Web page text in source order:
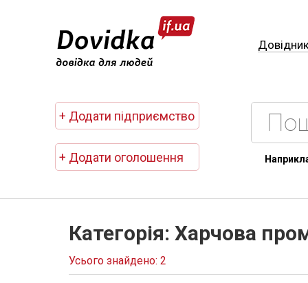
+ Додати підприємство
+ Додати оголошення
Категорія: Харчова
Усього знайдено: 2